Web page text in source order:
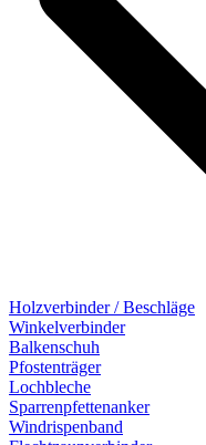
Holzverbinder / Beschläge
Winkelverbinder
Balkenschuh
Pfostenträger
Lochbleche
Sparrenpfettenanker
Windrispenband